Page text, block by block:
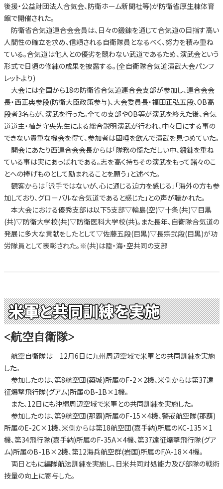
後援・公益財団法人合気会、防衛ホーム新聞社等)が防衛省厚生棟体育
館で開催された。
防衛省合気道連合会会員は、日々の鍛錬を通じて合気道の目指す高い
人間性の確立を求め、信頼される自衛隊員となるべく、努力を積み重ね
ている。合気道は他人との優劣を競わない武道であるため、演武会という
形式で日頃の修練の成果を披露する。(全自衛隊合気道演武大会パンフ
レットより)
大会には全国から18の防衛省合気道連合会支部が参加し、連合会会
長・西正典参段(防衛大臣政策参与)、大会委員長・福田正弘五段、OB高
段者3名らが、演武を行った。全ての支部やOB等が演武を終えた後、合気
道道主・植芝守央先生による総合説明演武が行われ、中々目にする事の
できない貴重な機会を得て、参加者は固唾を飲んで演武を見つめていた。
開会にあたり西連合会会長からは「隊務の慌ただしい中、鍛錬を重ね
ている事は実にあっぱれである。志を高く持ちその演武をもって諸々のこ
とへの捧げものとして励まれることを願う」と述べた。
観客からは「派手ではないが、心に通じる迫力を感じる」「海外の方も参
加しており、グローバルな合気道であると感じた」との声が聴かれた。
本大会における優秀支部は以下5支部▽輪島(空)▽十条(共)▽目黒
(共)▽防衛大学校(共)▽防衛医科大学校(共)。また長年、自衛隊合気道の
発展に多大な貢献をしたとして▽佐藤五段(目黒)▽長宗弐段(目黒)が功
労隊員として表彰された。※(共)は陸・海・空共同の支部
米軍と共同訓練を実施
<航空自衛隊>
航空自衛隊は 12月6日に九州周辺空域で米軍との共同訓練を実施
した。
参加したのは、第8航空団(築城)所属のF-2×2機、米側からは第37遠
征爆撃飛行隊(グアム)所属のB-1B×1機。
また、12日にも沖縄周辺空域で米軍との共同訓練を実施した。
参加したのは、第9航空団(那覇)所属のF-15×4機、警戒航空隊(那覇)
所属のE-2C×1機、米側からは第18航空団(嘉手納)所属のKC-135×1
機、第34飛行隊(嘉手納)所属のF-35A×4機、第37遠征爆撃飛行隊(グア
ム)所属のB-1B×2機、第12海兵航空群(岩国)所属のF/A-18×4機。
両日ともに編隊航法訓練を実施し、日米共同対処能力及び部隊の戦術
技量の向上に寄与した。